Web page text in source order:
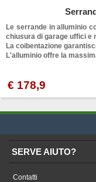
Le serrande in alluminio
chiusura di garage uffici e
La coibentazione
L'alluminio offre la
€ 178,9
SERVE AIUTO?
Contatti